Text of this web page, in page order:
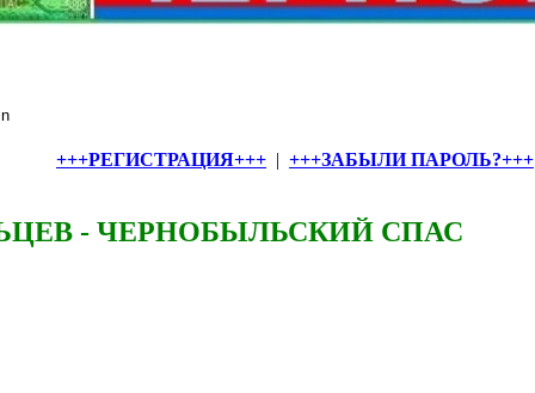
+++РЕГИСТРАЦИЯ+++ | +++ЗАБЫЛИ ПАРОЛЬ?+++
- ЧЕРНОБЫЛЬСКИЙ СПАС